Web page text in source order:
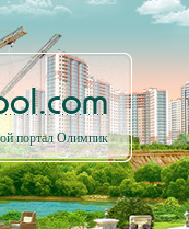
портал Олимпик